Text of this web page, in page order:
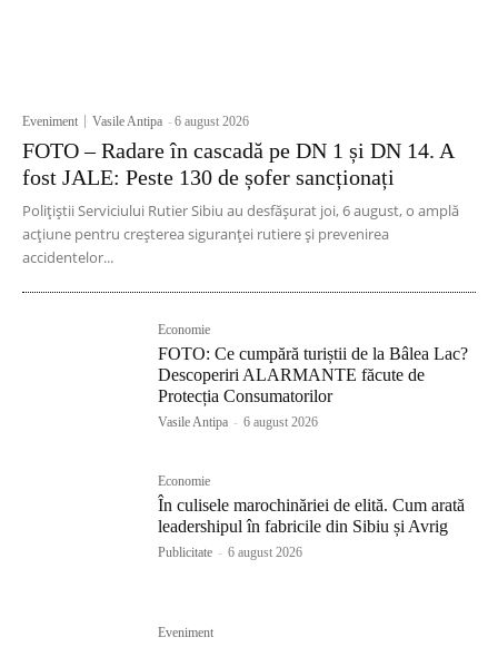
Eveniment Vasile Antipa -6 august 2026
FOTO – Radare în cascadă pe DN 1 și DN 14. A
fost JALE: Peste 130 de șofer sancționați
Polițiștii Serviciului Rutier Sibiu au desfășurat joi, 6 august, o amplă
acțiune pentru creșterea siguranței rutiere și prevenirea
accidentelor...
Economie
FOTO: Ce cumpără turiștii de la Bâlea Lac?
Descoperiri ALARMANTE făcute de
Protecția Consumatorilor
Vasile Antipa - 6 august 2026
Economie
În culisele marochinăriei de elită. Cum arată
leadershipul în fabricile din Sibiu și Avrig
Publicitate - 6 august 2026
Eveniment